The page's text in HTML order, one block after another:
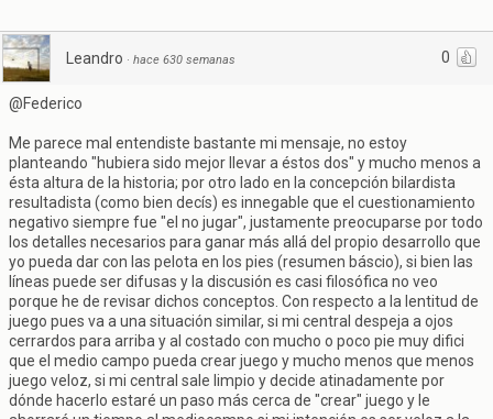
0
Leandro · hace 630 semanas
@Federico
Me parece mal entendiste bastante mi mensaje, no estoy
planteando "hubiera sido mejor llevar a éstos dos" y mucho menos a
ésta altura de la historia; por otro lado en la concepción bilardista
resultadista (como bien decís) es innegable que el cuestionamiento
negativo siempre fue "el no jugar", justamente preocuparse por todo
los detalles necesarios para ganar más allá del propio desarrollo que
yo pueda dar con las pelota en los pies (resumen báscio), si bien las
líneas puede ser difusas y la discusión es casi filosófica no veo
porque he de revisar dichos conceptos. Con respecto a la lentitud de
juego pues va a una situación similar, si mi central despeja a ojos
cerrardos para arriba y al costado con mucho o poco pie muy difici
que el medio campo pueda crear juego y mucho menos que menos
juego veloz, si mi central sale limpio y decide atinadamente por
dónde hacerlo estaré un paso más cerca de "crear" juego y le